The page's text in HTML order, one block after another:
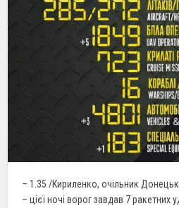
– 1.35 /Кириленко, очільник
– цієї ночі ворог завдав 7 ракетних